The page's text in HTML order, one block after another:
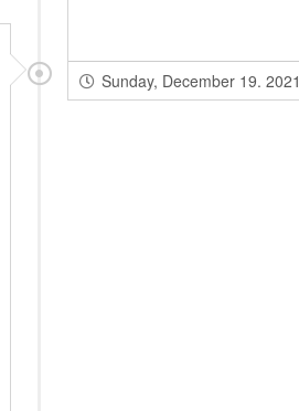
Sunday, December 19. 2021